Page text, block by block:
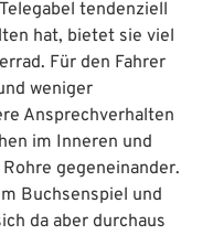
tendenziell
hat, bietet sie viel
Für den Fahrer
weniger
Ansprechverhalten
im Inneren und
gegeneinander.
Buchsenspiel und
da aber durchaus